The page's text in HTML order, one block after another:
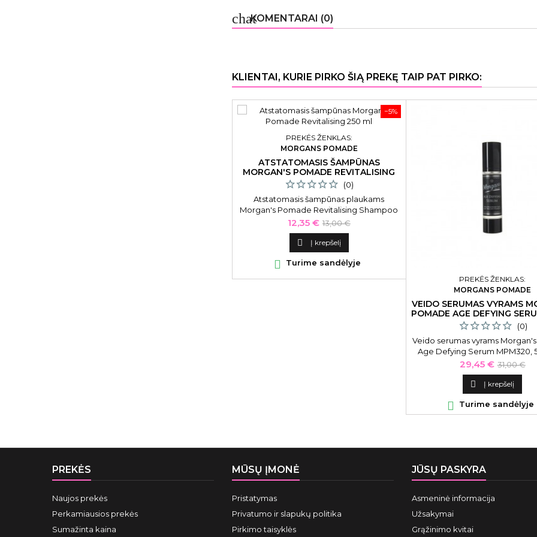
chatKOMENTARAI (0)
KLIENTAI, KURIE PIRKO ŠIĄ PREKĘ TAIP PAT PIRKO:
−5%
PREKĖS ŽENKLAS:
MORGANS POMADE
ATSTATOMASIS ŠAMPŪNAS
MORGAN'S POMADE REVITALISING
250 ML
(0)
Atstatomasis šampūnas plaukams
Morgan's Pomade Revitalising Shampoo
MPM053, skirtas vyrams, 250 ml
Kaina
12,35 € Bazinė
kaina
13,00 €
 Į krepšelį
 Turime sandėlyje
PREKĖS ŽENKLAS:
MORGANS POMADE
VEIDO SERUMAS VYRAMS
POMADE AGE DEFYING
(0)
Veido serumas vyrams
Age Defying Serum MPM320,
hialiurono rūgštimi
Kaina
29,45 € Bazinė
kaina
31,00 €
 Į krepšelį
 Turime sandėlyje
PREKĖS
Naujos prekės
Perkamiausios prekės
Sumažinta kaina
MŪSŲ ĮMONĖ
Pristatymas
Privatumo ir slapukų politika
Pirkimo taisyklės
JŪSŲ PASKYRA
Asmeninė informacija
Užsakymai
Grąžinimo kvitai